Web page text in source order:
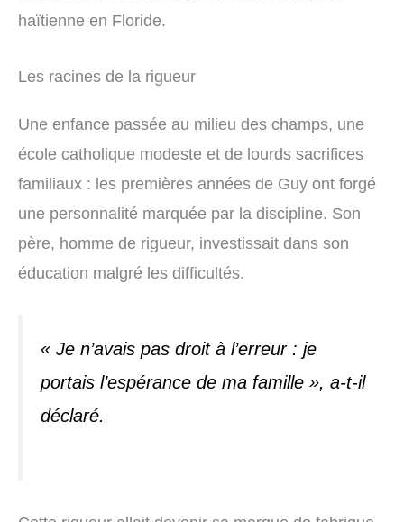
haïtienne en Floride.
Les racines de la rigueur
Une enfance passée au milieu des champs, une
école catholique modeste et de lourds sacrifices
familiaux : les premières années de Guy ont forgé
une personnalité marquée par la discipline. Son
père, homme de rigueur, investissait dans son
éducation malgré les difficultés.
« Je n’avais pas droit à l’erreur : je
portais l’espérance de ma famille », a-t-il
déclaré.